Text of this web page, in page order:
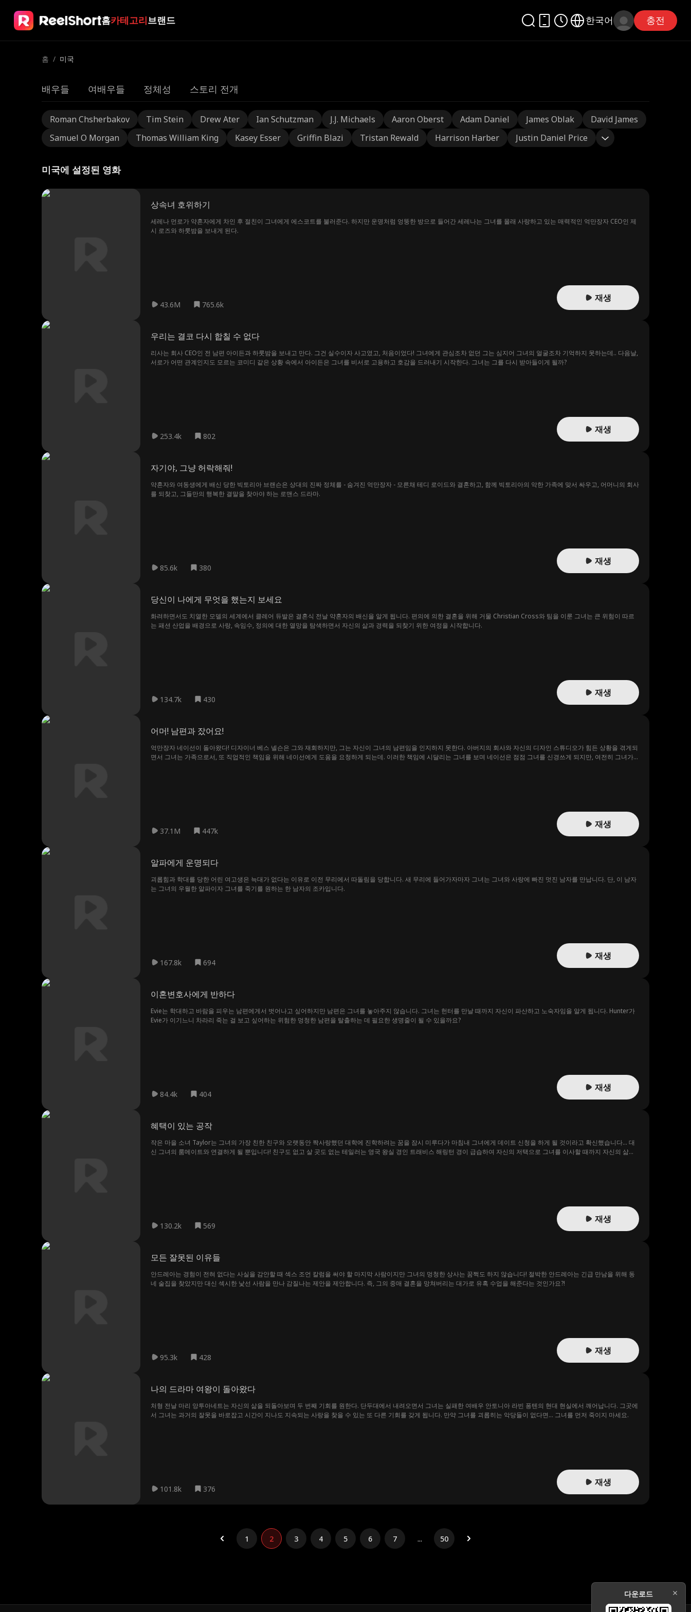
홈카테고리브랜드 한국어 충전
홈 / 미국
배우들 여배우들 정체성 스토리 전개
Roman Chsherbakov Tim Stein Drew Ater Ian Schutzman J.J. Michaels Aaron Oberst Adam Daniel James Oblak
David James
Samuel O Morgan
Thomas William King Kasey Esser Griffin Blazi Tristan Rewald Harrison Harber Justin Daniel Price
미국에 설정된 영화
상속녀 호위하기
세레나 먼로가 약혼자에게 차인 후 절친이 그녀에게 에스코트를 불러준다. 하지만 운명처럼 엉뚱한 방으로 들어간 세레나는 그녀를 몰래 사랑하고 있는 매력적인 억만장자 CEO인 제
시 로즈와 하룻밤을 보내게 된다.
43.6M 765.6k
재생
우리는 결코 다시 합칠 수 없다
리사는 회사 CEO인 전 남편 아이든과 하룻밤을 보내고 만다. 그건 실수이자 사고였고, 처음이었다! 그녀에게 관심조차 없던 그는 심지어 그녀의 얼굴조차 기억하지 못하는데.. 다음날,
서로가 어떤 관계인지도 모르는 코미디 같은 상황 속에서 아이든은 그녀를 비서로 고용하고 호감을 드러내기 시작한다. 그녀는 그를 다시 받아들이게 될까?
253.4k 802
재생
자기야, 그냥 허락해줘!
약혼자와 여동생에게 배신 당한 빅토리아 브랜슨은 상대의 진짜 정체를 - 숨겨진 억만장자 - 모른채 테디 로이드와 결혼하고, 함께 빅토리아의 악한 가족에 맞서 싸우고, 어머니의 회사
를 되찾고, 그들만의 행복한 결말을 찾아야 하는 로맨스 드라마.
85.6k 380
재생
당신이 나에게 무엇을 했는지 보세요
화려하면서도 치열한 모델의 세계에서 클레어 듀발은 결혼식 전날 약혼자의 배신을 알게 됩니다. 편의에 의한 결혼을 위해 거물 Christian Cross와 팀을 이룬 그녀는 큰 위험이 따르
는 패션 산업을 배경으로 사랑, 속임수, 정의에 대한 열망을 탐색하면서 자신의 삶과 경력을 되찾기 위한 여정을 시작합니다.
134.7k 430
재생
어머! 남편과 잤어요!
억만장자 네이선이 돌아왔다! 디자이너 베스 넬슨은 그와 재회하지만, 그는 자신이 그녀의 남편임을 인지하지 못한다. 아버지의 회사와 자신의 디자인 스튜디오가 힘든 상황을 겪게되
면서 그녀는 가족으로서, 또 직업적인 책임을 위해 네이선에게 도움을 요청하게 되는데. 이러한 책임에 시달리는 그녀를 보며 네이선은 점점 그녀를 신경쓰게 되지만, 여전히 그녀가
37.1M 447k
재생
알파에게 운명되다
괴롭힘과 학대를 당한 어린 여고생은 늑대가 없다는 이유로 이전 무리에서 따돌림을 당합니다. 새 무리에 들어가자마자 그녀는 그녀와 사랑에 빠진 멋진 남자를 만납니다. 단, 이 남자
는 그녀의 우월한 알파이자 그녀를 죽기를 원하는 한 남자의 조카입니다.
167.8k 694
재생
이혼변호사에게 반하다
Evie는 학대하고 바람을 피우는 남편에게서 벗어나고 싶어하지만 남편은 그녀를 놓아주지 않습니다. 그녀는 헌터를 만날 때까지 자신이 파산하고 노숙자임을 알게 됩니다. Hunter가
Evie가 이기느니 차라리 죽는 걸 보고 싶어하는 위험한 멍청한 남편을 탈출하는 데 필요한 생명줄이 될 수 있을까요?
84.4k 404
재생
혜택이 있는 공작
작은 마을 소녀 Taylor는 그녀의 가장 친한 친구와 오랫동안 짝사랑했던 대학에 진학하려는 꿈을 잠시 미루다가 마침내 그녀에게 데이트 신청을 하게 될 것이라고 확신했습니다… 대
신 그녀의 룸메이트와 연결하게 될 뿐입니다! 친구도 없고 살 곳도 없는 테일러는 영국 왕실 경인 트래비스 해링턴 경이 급습하여 자신의 저택으로 그녀를 이사할 때까지 자신의 삶이
130.2k 569
재생
모든 잘못된 이유들
안드레아는 경험이 전혀 없다는 사실을 감안할 때 섹스 조언 칼럼을 써야 할 마지막 사람이지만 그녀의 멍청한 상사는 꿈쩍도 하지 않습니다! 절박한 안드레아는 긴급 만남을 위해 동
네 술집을 찾았지만 대신 섹시한 낯선 사람을 만나 감질나는 제안을 제안합니다. 즉, 그의 중매 결혼을 망쳐버리는 대가로 유혹 수업을 해준다는 것인가요?!
95.3k 428
재생
나의 드라마 여왕이 돌아왔다
처형 전날 마리 앙투아네트는 자신의 삶을 되돌아보며 두 번째 기회를 원한다. 단두대에서 내려오면서 그녀는 실패한 여배우 안토니아 라빈 퐁텐의 현대 현실에서 깨어납니다. 그곳에
서 그녀는 과거의 잘못을 바로잡고 시간이 지나도 지속되는 사랑을 찾을 수 있는 또 다른 기회를 갖게 됩니다. 만약 그녀를 괴롭히는 악당들이 없다면… 그녀를 먼저 죽이지 마세요.
101.8k 376
재생
1 2 3 4 5 6 7 ... 50
다운로드